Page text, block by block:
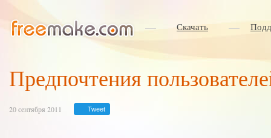
Скачать
Предпочтения
20 сентября 2011 Tweet